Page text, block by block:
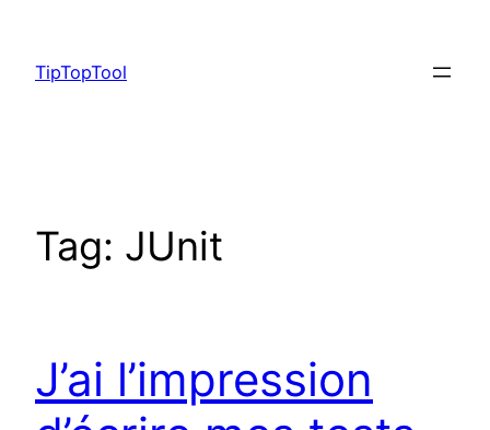
content
TipTopTool
Tag: JUnit
J’ai l’impression